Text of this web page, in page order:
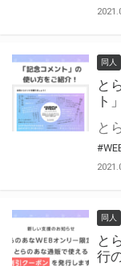
同人
と
ト
同人
と
行